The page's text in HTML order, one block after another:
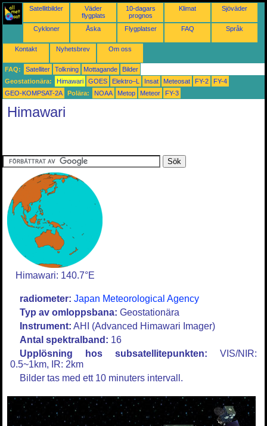
Satellitbilder
Väder
flygplats
10-dagars
prognos
Klimat Sjöväder
Cykloner Åska Flygplatser FAQ Språk
Kontakt Nyhetsbrev Om oss
FAQ: Satelliter Tolkning Mottagande
Bilder
Geostationära:
Himawari GOES Elektro–L Insat Meteosat FY-2
FY-4
GEO-KOMPSAT-2A
Polära: NOAA Metop Meteor FY-3
Himawari
Himawari: 140.7°E
radiometer: Japan Meteorological Agency
Typ av omloppsbana: Geostationära
Instrument: AHI (Advanced Himawari Imager)
Antal spektralband: 16
Upplösning hos subsatellitepunkten: VIS/NIR:
0.5~1km, IR: 2km
Bilder tas med ett 10 minuters intervall.